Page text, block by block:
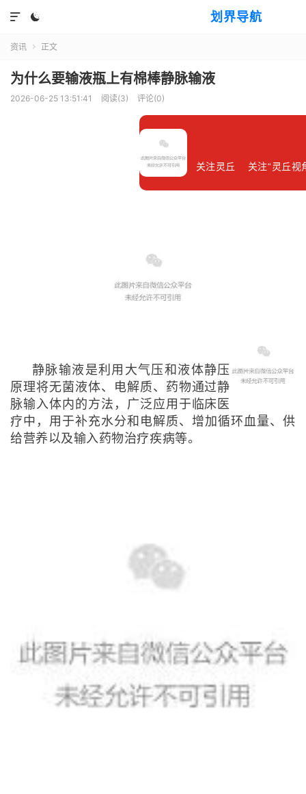
划界导航


资讯  正文
为什么要输液瓶上有棉棒静脉输液
2026-06-25 13:51:41 阅读(3) 评论(0)
关注灵丘 关注“灵丘视
静脉输液是利用大气压和液体静压
原理将无菌液体、电解质、药物通过静
脉输入体内的方法，广泛应用于临床医
疗中，用于补充水分和电解质、增加循环血量、供
给营养以及输入药物治疗疾病等。